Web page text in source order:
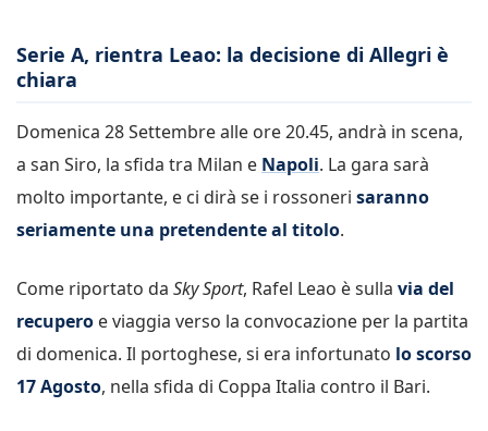
Serie A, rientra Leao: la decisione di Allegri è
chiara
Domenica 28 Settembre alle ore 20.45, andrà in scena,
a san Siro, la sfida tra Milan e Napoli. La gara sarà
molto importante, e ci dirà se i rossoneri saranno
seriamente una pretendente al titolo.
Come riportato da Sky Sport, Rafel Leao è sulla via del
recupero e viaggia verso la convocazione per la partita
di domenica. Il portoghese, si era infortunato lo scorso
17 Agosto, nella sfida di Coppa Italia contro il Bari.